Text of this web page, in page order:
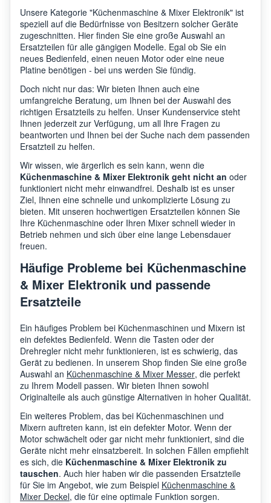
Unsere Kategorie "Küchenmaschine & Mixer Elektronik" ist
speziell auf die Bedürfnisse von Besitzern solcher Geräte
zugeschnitten. Hier finden Sie eine große Auswahl an
Ersatzteilen für alle gängigen Modelle. Egal ob Sie ein
neues Bedienfeld, einen neuen Motor oder eine neue
Platine benötigen - bei uns werden Sie fündig.
Doch nicht nur das: Wir bieten Ihnen auch eine
umfangreiche Beratung, um Ihnen bei der Auswahl des
richtigen Ersatzteils zu helfen. Unser Kundenservice steht
Ihnen jederzeit zur Verfügung, um all Ihre Fragen zu
beantworten und Ihnen bei der Suche nach dem passenden
Ersatzteil zu helfen.
Wir wissen, wie ärgerlich es sein kann, wenn die
Küchenmaschine & Mixer Elektronik geht nicht an oder
funktioniert nicht mehr einwandfrei. Deshalb ist es unser
Ziel, Ihnen eine schnelle und unkomplizierte Lösung zu
bieten. Mit unseren hochwertigen Ersatzteilen können Sie
Ihre Küchenmaschine oder Ihren Mixer schnell wieder in
Betrieb nehmen und sich über eine lange Lebensdauer
freuen.
Häufige Probleme bei Küchenmaschine
& Mixer Elektronik und passende
Ersatzteile
Ein häufiges Problem bei Küchenmaschinen und Mixern ist
ein defektes Bedienfeld. Wenn die Tasten oder der
Drehregler nicht mehr funktionieren, ist es schwierig, das
Gerät zu bedienen. In unserem Shop finden Sie eine große
Auswahl an Küchenmaschine & Mixer Messer, die perfekt
zu Ihrem Modell passen. Wir bieten Ihnen sowohl
Originalteile als auch günstige Alternativen in hoher Qualität.
Ein weiteres Problem, das bei Küchenmaschinen und
Mixern auftreten kann, ist ein defekter Motor. Wenn der
Motor schwächelt oder gar nicht mehr funktioniert, sind die
Geräte nicht mehr einsatzbereit. In solchen Fällen empfiehlt
es sich, die Küchenmaschine & Mixer Elektronik zu
tauschen. Auch hier haben wir die passenden Ersatzteile
für Sie im Angebot, wie zum Beispiel Küchenmaschine &
Mixer Deckel, die für eine optimale Funktion sorgen.